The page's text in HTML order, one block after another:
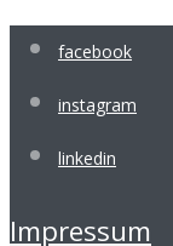
facebook
instagram
linkedin
Impressum